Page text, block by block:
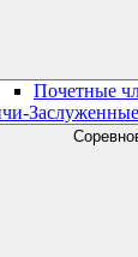
Почетные